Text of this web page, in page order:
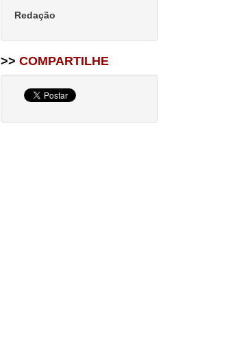
Redação
>> COMPARTILHE